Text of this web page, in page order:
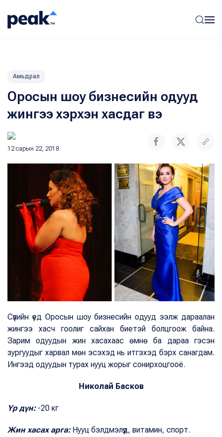
Амьдрал
Оросын шоу бизнесийн одууд
жингээ хэрхэн хасдаг вэ
12 сарын 22, 2018
Сүүлийн үед Оросын шоу бизнесийн одууд ээлж дараалан
жингээ хасч гоолиг сайхан биетэй болцгоож байна.
Зарим одуудын жин хасахаас өмнө ба дараа гэсэн
зургуудыг харвал мөн эсэхэд нь итгэхэд бэрх санагдам.
Ингээд одуудын турах нууц жорыг сонирхоцгооё.
Николай Басков
Үр дүн:-20 кг
Жин хасах арга:Нууц бэлдмэлүүд, витамин, спорт.